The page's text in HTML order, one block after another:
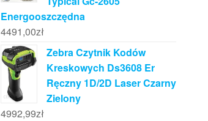
Energooszczędna
4491,00zł
Zebra Czytnik Kodów
Kreskowych Ds3608 Er
Ręczny 1D/2D Laser Czarny
Zielony
4992,99zł